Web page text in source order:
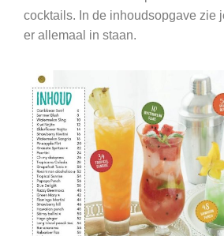
cocktails. In de inhoudsopgave zie
er allemaal in staan.